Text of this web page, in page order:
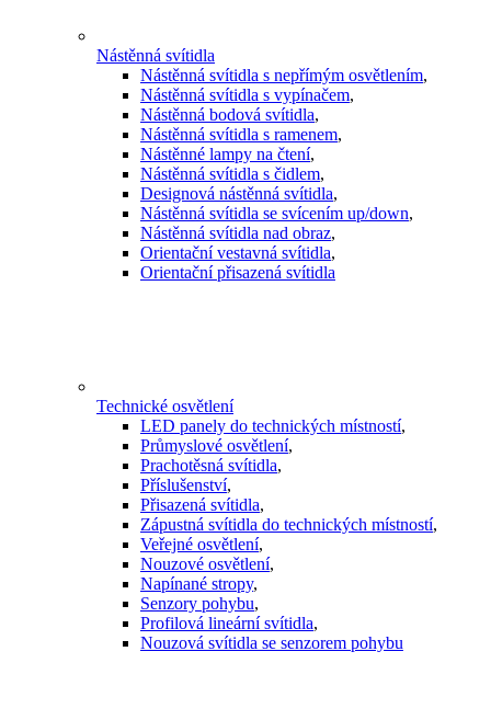
Nástěnná svítidla
Nástěnná svítidla s nepřímým osvětlením,
Nástěnná svítidla s vypínačem,
Nástěnná bodová svítidla,
Nástěnná svítidla s ramenem,
Nástěnné lampy na čtení,
Nástěnná svítidla s čidlem,
Designová nástěnná svítidla,
Nástěnná svítidla se svícením up/down,
Nástěnná svítidla nad obraz,
Orientační vestavná svítidla,
Orientační přisazená svítidla
Technické osvětlení
LED panely do technických místností,
Průmyslové osvětlení,
Prachotěsná svítidla,
Příslušenství,
Přisazená svítidla,
Zápustná svítidla do technických místností,
Veřejné osvětlení,
Nouzové osvětlení,
Napínané stropy,
Senzory pohybu,
Profilová lineární svítidla,
Nouzová svítidla se senzorem pohybu